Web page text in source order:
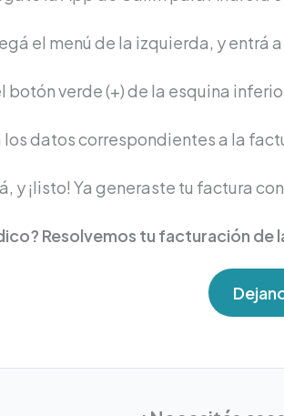
el menú de la izquierda, y entrá a
botón verde (+) de la esquina
datos correspondientes a la
y ¡listo! Ya generaste tu factura
Resolvemos tu facturación de